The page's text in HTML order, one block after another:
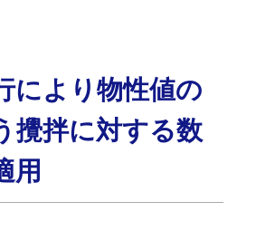
により物性値の
攪拌に対する数
用